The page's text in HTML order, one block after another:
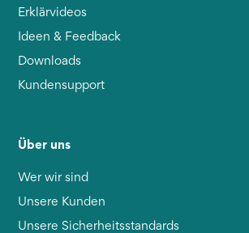
Erklärvideos
Ideen & Feedback
Downloads
Kundensupport
Über uns
Wer wir sind
Unsere Kunden
Unsere Sicherheitsstandards